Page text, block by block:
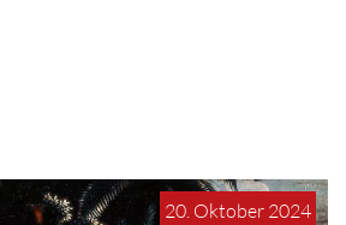
20. Oktober 2024